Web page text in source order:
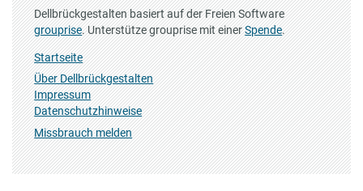
Dellbrückgestalten basiert auf der Freien Software
grouprise. Unterstütze grouprise mit einerSpende.
Startseite
Über Dellbrückgestalten
Impressum
Datenschutzhinweise
Missbrauch melden